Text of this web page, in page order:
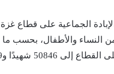
الإبادة الجماعية على قطاع
وإصابة 3688 آخرين، غالبيتهم من النساء